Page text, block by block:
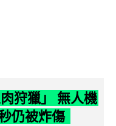
狩獵」 無人機
仍被炸傷